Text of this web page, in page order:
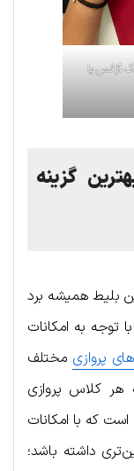
آژانس یا
گزینه
بلیط همیشه برد
توجه به امکانات
پروازی مختلف
هر کلاس پروازی
که با امکانات
داشته باشد؛